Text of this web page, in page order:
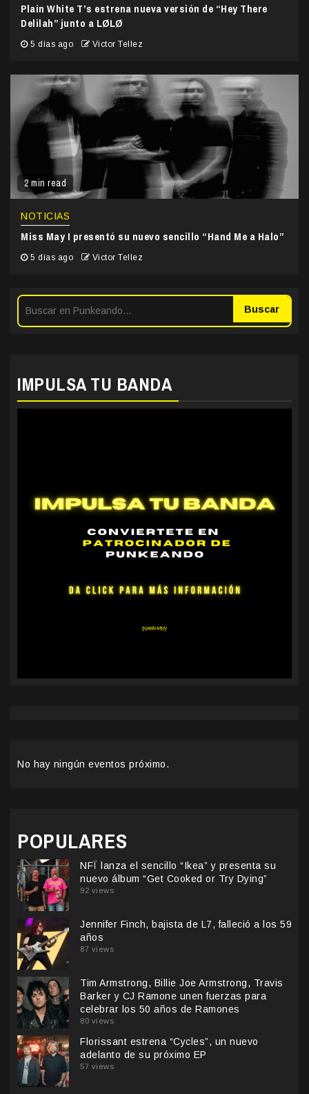
Plain White T’s estrena nueva versión de “Hey There
Delilah” junto a LØLØ
5 días ago Victor Tellez
2 min read
NOTICIAS
Miss May I presentó su nuevo sencillo “Hand Me a Halo”
5 días ago Victor Tellez
Buscar
IMPULSA TU BANDA
No hay ningún eventos próximo.
POPULARES
NFÏ lanza el sencillo “Ikea” y presenta su
nuevo álbum “Get Cooked or Try Dying”
92 views
Jennifer Finch, bajista de L7, falleció a los 59
años
87 views
Tim Armstrong, Billie Joe Armstrong, Travis
Barker y CJ Ramone unen fuerzas para
celebrar los 50 años de Ramones
80 views
Florissant estrena “Cycles”, un nuevo
adelanto de su próximo EP
57 views